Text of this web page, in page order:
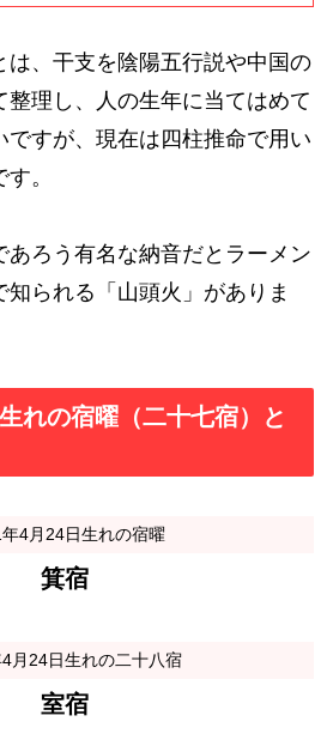
は、干支を陰陽五行説や中国の
整理し、人の生年に当てはめて
ですが、現在は四柱推命で用い
。
あろう有名な納音だとラーメン
知られる「山頭火」がありま
れの宿曜（二十七宿）と
4月24日生れの宿曜
箕宿
月24日生れの二十八宿
室宿